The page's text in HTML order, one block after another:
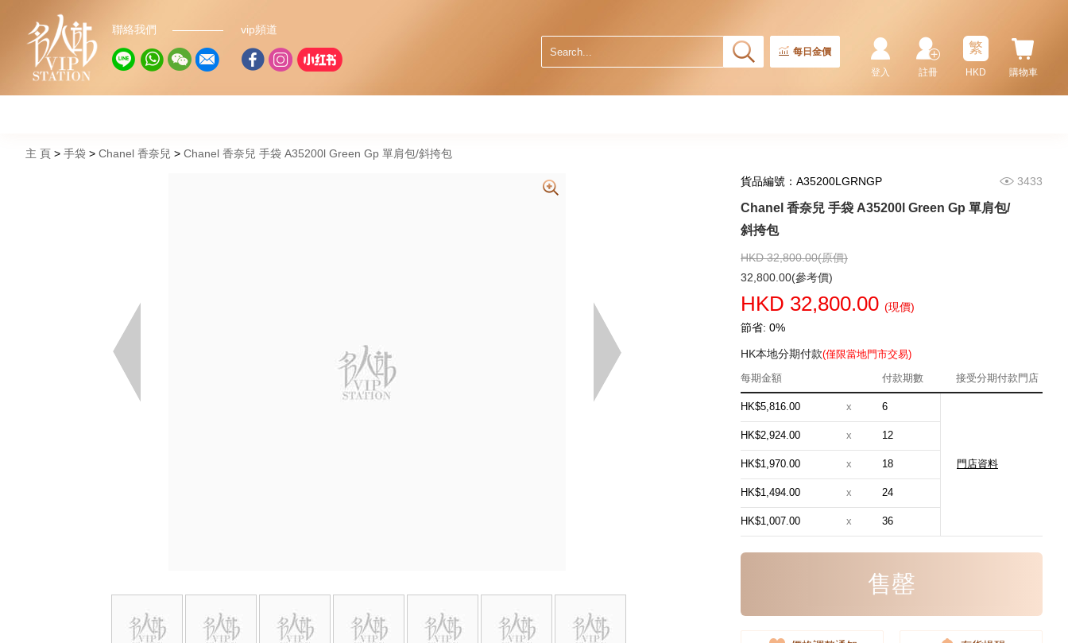
聯絡我們 vip頻道
每日金價
購物車
繁
HKD
註冊
登入
主 頁 手袋 Chanel 香奈兒 Chanel 香奈兒 手袋 A35200l Green Gp 單肩包/斜挎包
貨品編號：A35200LGRNGP 3433
Chanel 香奈兒 手袋 A35200l Green Gp 單肩包/
斜挎包
HKD 32,800.00(原價)
32,800.00(參考價)
HKD 32,800.00 (現價)
節省: 0%
HK本地分期付款(僅限當地門市交易)
每期金額
付款期數 接受分期付款門店
HK$5,816.00 x 6
門店資料
HK$2,924.00 x 12
HK$1,970.00 x 18
HK$1,494.00 x 24
HK$1,007.00 x 36
售罄
Chanel 香奈兒 手袋 As5293
Chanel 香奈兒 手袋 As5631
54,800.00